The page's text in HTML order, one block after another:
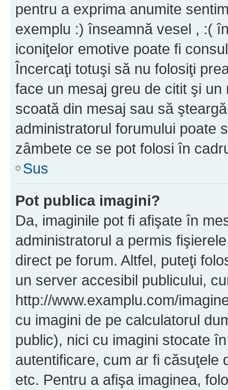
pentru a exprima anumite
exemplu :) înseamnă vesel , :(
iconiţelor emotive poate fi
Încercaţi totuşi să nu folosiţi
face un mesaj greu de citit şi
scoată din mesaj sau să
administratorul forumului poate
zâmbete ce se pot folosi în
Sus
Pot publica imagini?
Da, imaginile pot fi afişate în
administratorul a permis
direct pe forum. Altfel, puteţi
un server accesibil publicului,
http://www.examplu.com/
cu imagini de pe calculatorul
public), nici cu imagini stocate
autentificare, cum ar fi căsuţele
etc. Pentru a afişa imaginea,